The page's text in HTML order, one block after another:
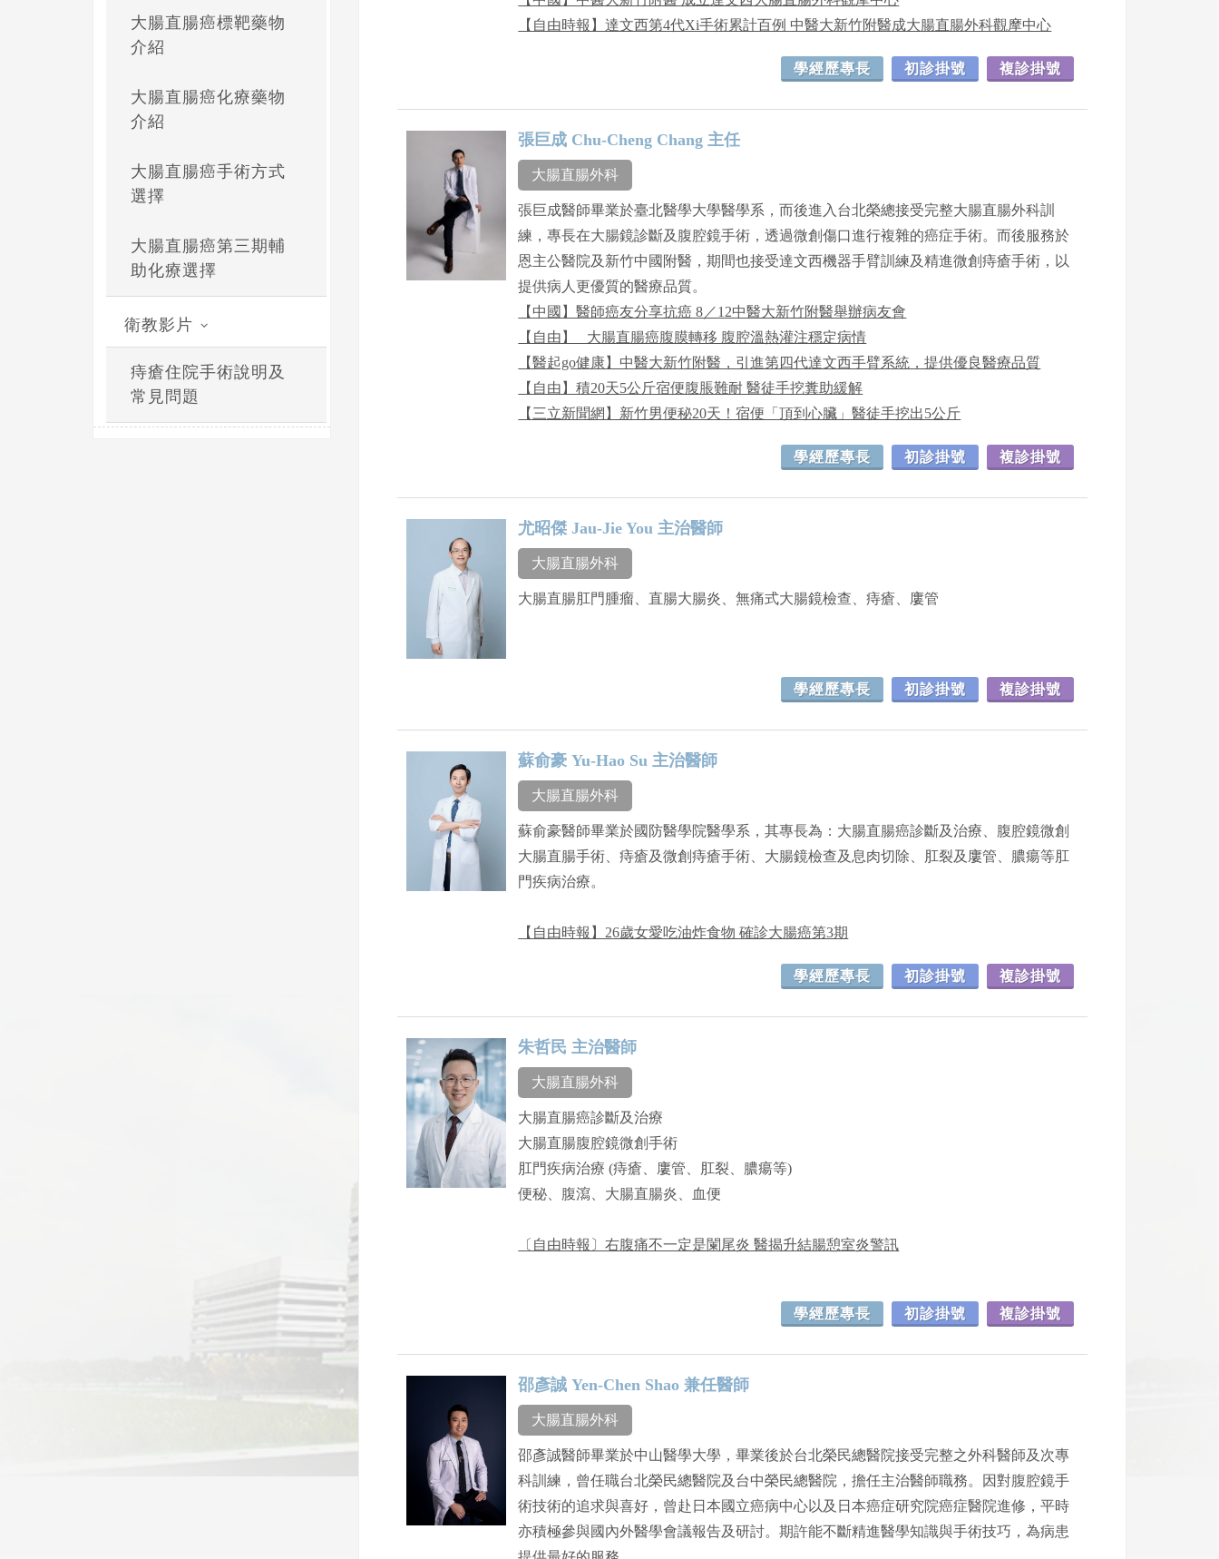
大腸直腸癌標靶藥物
介紹
大腸直腸癌化療藥物
介紹
大腸直腸癌手術方式
選擇
大腸直腸癌第三期輔
助化療選擇
衛教影片
痔瘡住院手術說明及
常見問題
【自由時報】達文西第4代Xi手術累計百例 中醫大新竹附醫成大腸直腸外科觀摩中心
學經歷專長 初診掛號 複診掛號
張巨成 Chu-Cheng Chang 主任
大腸直腸外科
張巨成醫師畢業於臺北醫學大學醫學系，而後進入台北榮總接受完整大腸直腸外科訓
練，專長在大腸鏡診斷及腹腔鏡手術，透過微創傷口進行複雜的癌症手術。而後服務於
恩主公醫院及新竹中國附醫，期間也接受達文西機器手臂訓練及精進微創痔瘡手術，以
提供病人更優質的醫療品質。
【中國】醫師癌友分享抗癌 8／12中醫大新竹附醫舉辦病友會
【自由】 _大腸直腸癌腹膜轉移 腹腔溫熱灌注穩定病情
【醫起go健康】中醫大新竹附醫，引進第四代達文西手臂系統，提供優良醫療品質
【自由】積20天5公斤宿便腹脹難耐 醫徒手挖糞助緩解
【三立新聞網】新竹男便秘20天！宿便「頂到心臟」醫徒手挖出5公斤
學經歷專長 初診掛號 複診掛號
尤昭傑 Jau-Jie You 主治醫師
大腸直腸外科
大腸直腸肛門腫瘤、直腸大腸炎、無痛式大腸鏡檢查、痔瘡、廔管
學經歷專長 初診掛號 複診掛號
蘇俞豪 Yu-Hao Su 主治醫師
大腸直腸外科
蘇俞豪醫師畢業於國防醫學院醫學系，其專長為：大腸直腸癌診斷及治療、腹腔鏡微創
大腸直腸手術、痔瘡及微創痔瘡手術、大腸鏡檢查及息肉切除、肛裂及廔管、膿瘍等肛
門疾病治療。
【自由時報】26歲女愛吃油炸食物 確診大腸癌第3期
學經歷專長 初診掛號 複診掛號
朱哲民 主治醫師
大腸直腸外科
大腸直腸癌診斷及治療
大腸直腸腹腔鏡微創手術
肛門疾病治療 (痔瘡、廔管、肛裂、膿瘍等)
便秘、腹瀉、大腸直腸炎、血便
〔自由時報〕右腹痛不一定是闌尾炎 醫揭升結腸憩室炎警訊
學經歷專長 初診掛號 複診掛號
邵彥誠 Yen-Chen Shao 兼任醫師
大腸直腸外科
邵彥誠醫師畢業於中山醫學大學，畢業後於台北榮民總醫院接受完整之外科醫師及次專
科訓練，曾任職台北榮民總醫院及台中榮民總醫院，擔任主治醫師職務。因對腹腔鏡手
術技術的追求與喜好，曾赴日本國立癌病中心以及日本癌症研究院癌症醫院進修，平時
亦積極參與國內外醫學會議報告及研討。期許能不斷精進醫學知識與手術技巧，為病患